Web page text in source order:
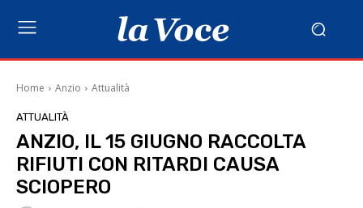
Home Anzio Attualità
ATTUALITÀ
ANZIO, IL 15 GIUGNO RACCOLTA
RIFIUTI CON RITARDI CAUSA
SCIOPERO